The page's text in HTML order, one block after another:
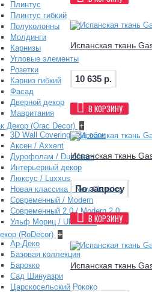
Плинтус
Плинтус гибкий
Полуколонны
Молдинги
Карнизы
Угловые элементы
Розетки
Карниз гибкий
Фасад
Дверной декор
Мавритания
Декор (Orac Decor) +
3D Wall Covering / 3д обои
Аксен / Axxent
Дурофолам / Durofoam
Интерьерный декор
Люксус / Luxxus
Новая классика / New Classics
Современный / Modern
Современный 2.0 / Modern 2.0
Ульф Мориц / Ulf Moritz
(RoDecor) +
Ар-Деко
Базовая коллекция
Барокко
Сад Шинуазри
Царскосельский Рококо
Испанская ткань
10 635 р.
В КОРЗИНУ
Испанская ткань
По запросу
В КОРЗИНУ
Испанская ткань